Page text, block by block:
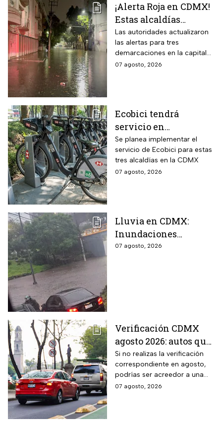
¡Alerta Roja en CDMX!
Estas alcaldías
registran lluvias
intensas e
inundaciones este
viernes 7 de agosto
Las autoridades actualizaron
las alertas para tres
demarcaciones en la capital
del país por las intensas
07 agosto, 2026
Ecobici tendrá
servicio en
Iztapalapa, Tlalpan e
Iztacalco; preparan
nuevas estaciones
Se planea implementar el
servicio de Ecobici para estas
tres alcaldías en la CDMX
07 agosto, 2026
Lluvia en CDMX:
Inundaciones
colapsan Periférico
07 agosto, 2026
Verificación CDMX
agosto 2026: autos que
deben hacer el
trámite y posibles
multas
Si no realizas la verificación
correspondiente en agosto,
podrías ser acreedor a una
sanción económica
07 agosto, 2026